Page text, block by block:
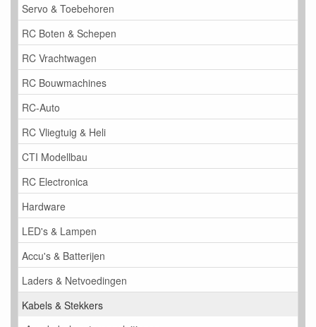
Servo & Toebehoren
RC Boten & Schepen
RC Vrachtwagen
RC Bouwmachines
RC-Auto
RC Vliegtuig & Heli
CTI Modellbau
RC Electronica
Hardware
LED's & Lampen
Accu's & Batterijen
Laders & Netvoedingen
Kabels & Stekkers